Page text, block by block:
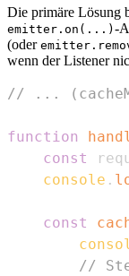
Die primäre Lösung
emitter.on(...) -
(oder
wenn der Listener
// ...
function
const
console .
const
//